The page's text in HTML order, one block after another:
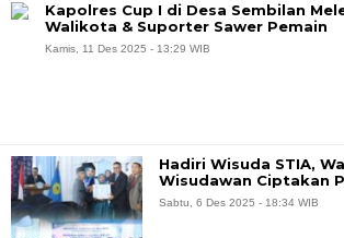
Kapolres Cup I di Desa Sembilan
Walikota & Suporter Sawer Pemain
Kamis, 11 Des 2025 - 13:29 WIB
Hadiri Wisuda STIA,
Wisudawan Ciptakan
Sabtu, 6 Des 2025 - 18:34 WIB